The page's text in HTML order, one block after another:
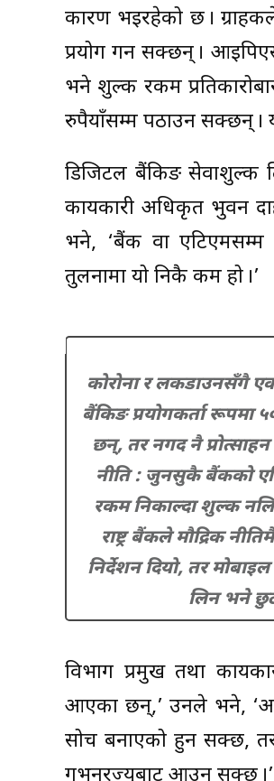
कारण भइरहेको छ ।
प्रयोग गर्न सक्छन् ।
भने शुल्क रकम
रुपैयाँसम्म पठाउन सक्छन् ।
डिजिटल बैंकिङ सेवाशुल्क
कार्यकारी अधिकृत भुवन
भने, ‘बैंक वा एटिएमसम्म
तुलनामा यो निकै कम हो ।’
कोरोना र लकडाउनसँगै
बैंकिङ प्रयोगकर्ता रूपमा
छन्, तर नगद नै प्रोत्साहन
नीति : जुनसुकै बैंकको
रकम निकाल्दा शुल्क
राष्ट्र बैंकले मौद्रिक
निर्देशन दियो, तर
लिन भने
विभाग प्रमुख तथा
आएका छन्,’ उनले भने,
सोच बनाएको हुन सक्छ,